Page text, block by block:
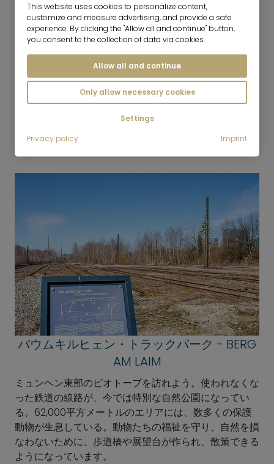
バウムキルヒェン・トラックパーク - BERG
AM LAIM
ミュンヘン東部のビオトープを訪れよう。使われなくな
った鉄道の線路が、今では特別な自然公園になってい
る。62,000平方メートルのエリアには、数多くの保護
動物が生息している。動物たちの福祉を守り、自然を損
なわないために、歩道橋や展望台が作られ、散策できる
ようになっています。
This website uses cookies to personalize content,
customize and measure advertising, and provide a safe
experience. By clicking the "Allow all and continue" button,
you consent to the collection of data via cookies.
Allow all and continue
Only allow necessary cookies
Settings
Privacy policy
Imprint